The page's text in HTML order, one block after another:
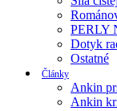
PERLY
Dotyk
Ostatné
Články
Ankin
Ankin